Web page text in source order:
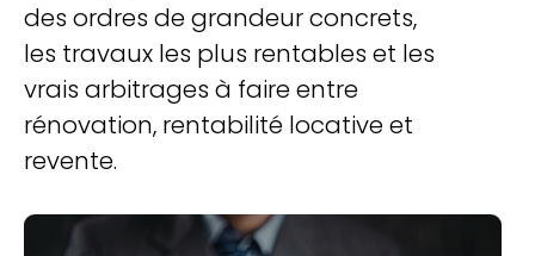
des ordres de grandeur concrets,
les travaux les plus rentables et les
vrais arbitrages à faire entre
rénovation, rentabilité locative et
revente.